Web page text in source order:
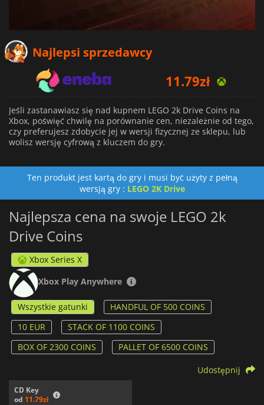
Najlepsi sprzedawcy
63.04zł
Jeśli zastanawiasz się nad kupnem LEGO 2k Drive Coins na
Xbox, poświęć chwilę na porównanie cen, niezależnie od tego,
czy preferujesz zdobycie jej w wersji fizycznej ze sklepu, lub
wolisz wersję cyfrową z kluczem do gry.
Ten produkt jest kartą do gry i musi być użyty z pełną
wersją gry : LEGO 2K Drive
Najlepsza cena na swoje LEGO 2k
Drive Coins
Xbox Series X
Xbox Play Anywhere
Wszystkie gatunki
HANDFUL OF 500 COINS
10 EUR
STACK OF 1100 COINS
BOX OF 2300 COINS
PALLET OF 6500 COINS
CD Key
od 11.79zł
Udostępnij